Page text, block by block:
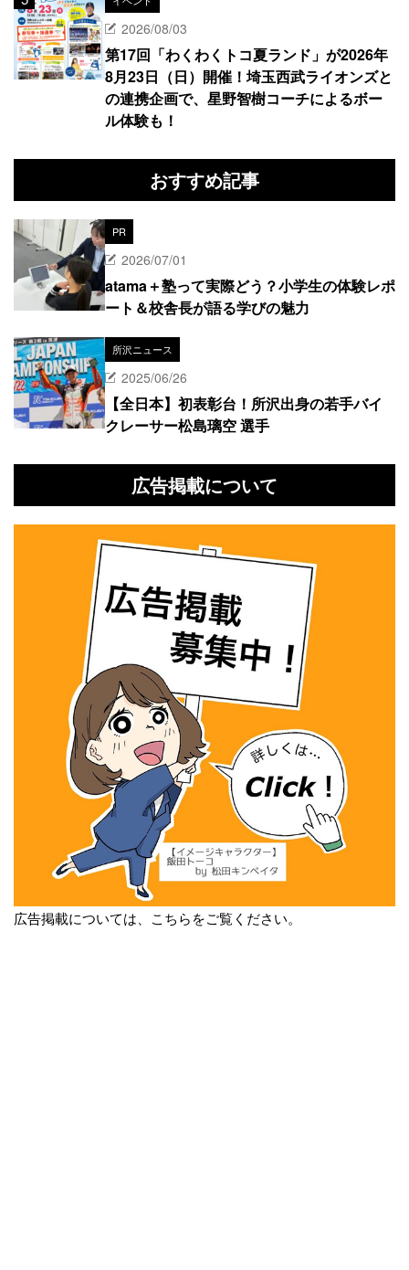
2026/08/03
第17回「わくわくトコ夏ランド」が2026年
8月23日（日）開催！埼玉西武ライオンズと
の連携企画で、星野智樹コーチによるボー
ル体験も！
おすすめ記事
PR
2026/07/01
atama＋塾って実際どう？小学生の体験レポ
ート＆校舎長が語る学びの魅力
所沢ニュース
2025/06/26
【全日本】初表彰台！所沢出身の若手バイ
クレーサー松島璃空 選手
広告掲載について
広告掲載については、こちらをご覧ください。